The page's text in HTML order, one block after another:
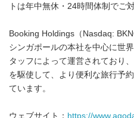
トは年中無休・24時間体制でご
Booking Holdings（Nasdaq:
シンガポールの本社を中心に世
タッフによって運営されており
を駆使して、より便利な旅行予
ています。
ウェブサイト： https://